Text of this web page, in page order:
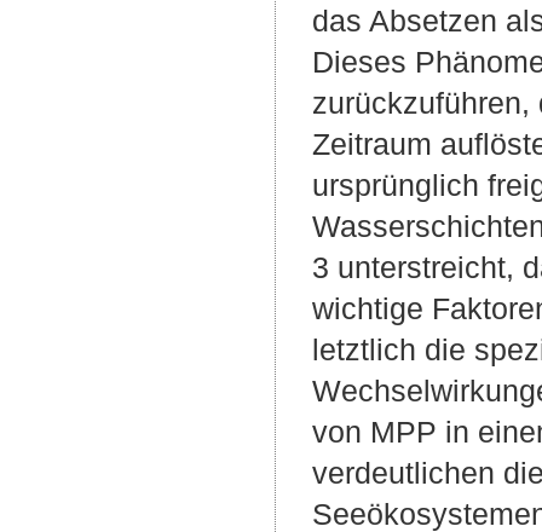
das Absetzen
Dieses
Zeitraum
ursprünglich
3 unterstreicht,
wichtige
letztlich die
von MPP in
verdeutlichen